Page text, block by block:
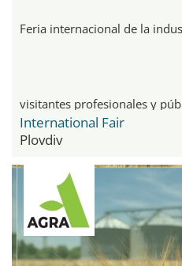
Feria internacional de la
visitantes profesionales y
International Fair
Plovdiv